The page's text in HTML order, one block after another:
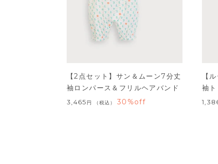
【2点セット】サン＆ムーン7分丈
袖ロンパース＆フリルヘアバンド
3,465 税込 30%off
【
袖